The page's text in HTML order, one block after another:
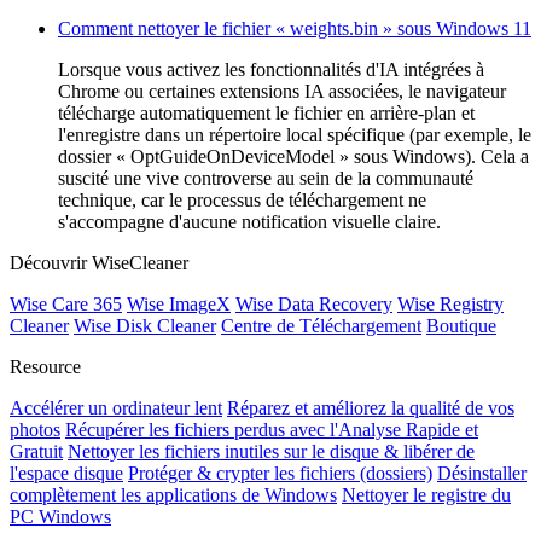
Comment nettoyer le fichier « weights.bin » sous Windows 11
Lorsque vous activez les fonctionnalités d'IA intégrées à
Chrome ou certaines extensions IA associées, le navigateur
télécharge automatiquement le fichier en arrière-plan et
l'enregistre dans un répertoire local spécifique (par exemple, le
dossier « OptGuideOnDeviceModel » sous Windows). Cela a
suscité une vive controverse au sein de la communauté
technique, car le processus de téléchargement ne
s'accompagne d'aucune notification visuelle claire.
Découvrir WiseCleaner
Wise Care 365 Wise ImageX Wise Data Recovery Wise Registry
Cleaner Wise Disk Cleaner Centre de Téléchargement Boutique
Resource
Accélérer un ordinateur lent Réparez et améliorez la qualité de vos
photos Récupérer les fichiers perdus avec l'Analyse Rapide et
Gratuit Nettoyer les fichiers inutiles sur le disque & libérer de
l'espace disque Protéger & crypter les fichiers (dossiers) Désinstaller
complètement les applications de Windows Nettoyer le registre du
PC Windows